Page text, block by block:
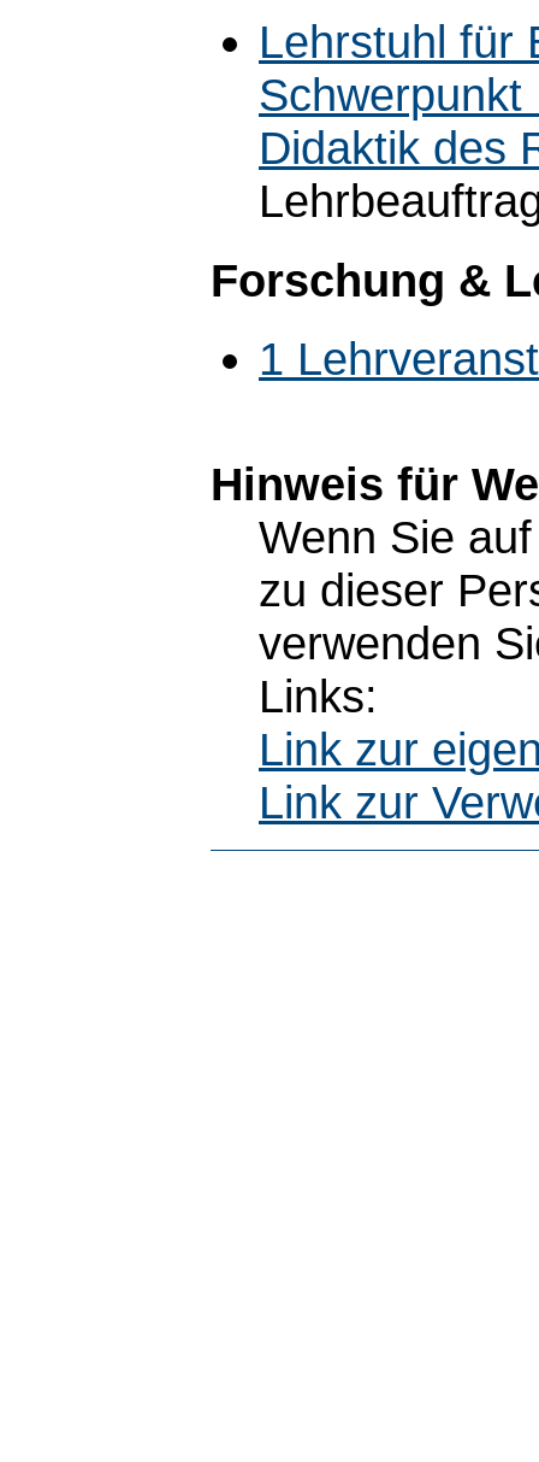
Lehrstuhl für
Schwerpunkt
Didaktik des
Forschung &
1
Hinweis für
Wenn Sie
zu dieser
verwenden
Links:
Link zur
Link zur